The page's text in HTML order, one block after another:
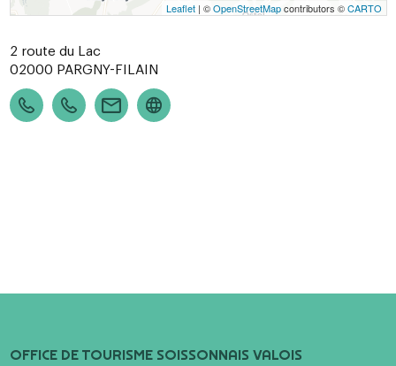
Leaflet| ©OpenStreetMapcontributors ©CARTO
2 route du Lac
02000 PARGNY-FILAIN
OFFICE DE TOURISME SOISSONNAIS VALOIS